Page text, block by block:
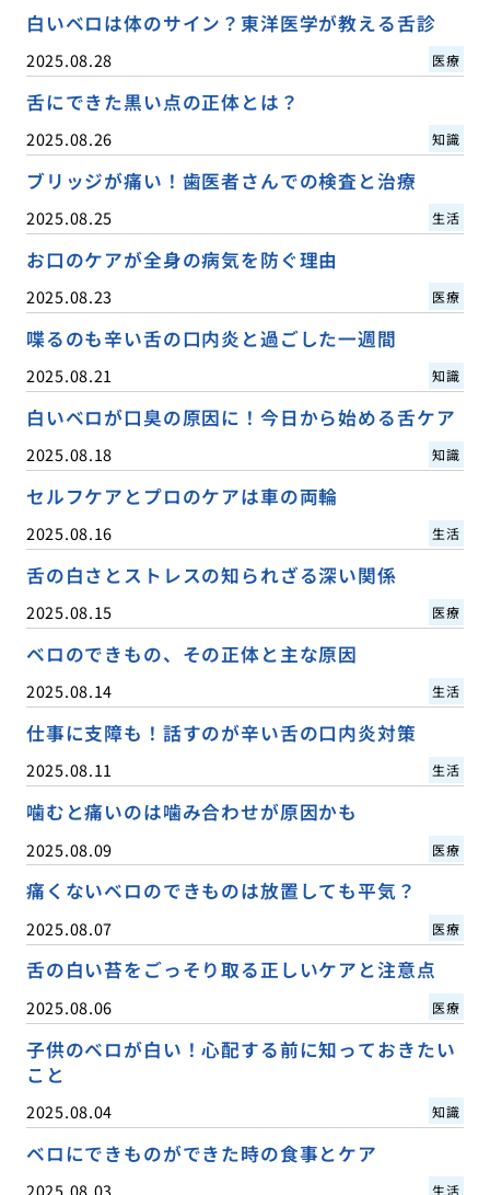
白いベロは体のサイン？東洋医学が教える舌診
2025.08.28 医療
舌にできた黒い点の正体とは？
2025.08.26 知識
ブリッジが痛い！歯医者さんでの検査と治療
2025.08.25 生活
お口のケアが全身の病気を防ぐ理由
2025.08.23 医療
喋るのも辛い舌の口内炎と過ごした一週間
2025.08.21 知識
白いベロが口臭の原因に！今日から始める舌ケア
2025.08.18 知識
セルフケアとプロのケアは車の両輪
2025.08.16 生活
舌の白さとストレスの知られざる深い関係
2025.08.15 医療
ベロのできもの、その正体と主な原因
2025.08.14 生活
仕事に支障も！話すのが辛い舌の口内炎対策
2025.08.11 生活
噛むと痛いのは噛み合わせが原因かも
2025.08.09 医療
痛くないベロのできものは放置しても平気？
2025.08.07 医療
舌の白い苔をごっそり取る正しいケアと注意点
2025.08.06 医療
子供のベロが白い！心配する前に知っておきたい
こと
2025.08.04 知識
ベロにできものができた時の食事とケア
2025.08.03 生活